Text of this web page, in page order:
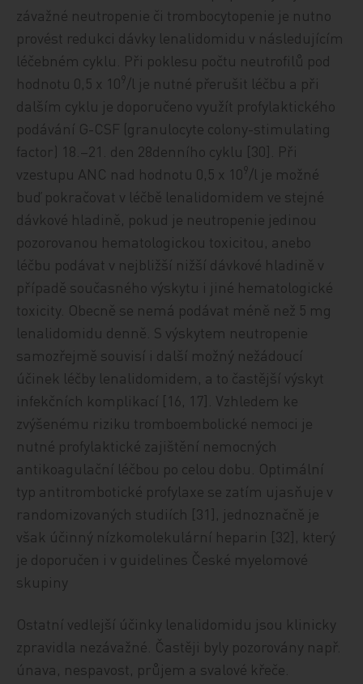
závažné neutropenie či trombocytopenie je nutno
provést redukci dávky lenalidomidu v následujícím
léčebném cyklu. Při poklesu počtu neutrofilů pod
hodnotu 0,5 x 109/l je nutné přerušit léčbu a při
dalším cyklu je doporučeno využít profylaktického
podávání G-CSF (granulocyte colony-stimulating
factor) 18.–21. den 28denního cyklu [30]. Při
vzestupu ANC nad hodnotu 0,5 x 109/l je možné
buď pokračovat v léčbě lenalidomidem ve stejné
dávkové hladině, pokud je neutropenie jedinou
pozorovanou hematologickou toxicitou, anebo
léčbu podávat v nejbližší nižší dávkové hladině v
případě současného výskytu i jiné hematologické
toxicity. Obecně se nemá podávat méně než 5 mg
lenalidomidu denně. S výskytem neutropenie
samozřejmě souvisí i další možný nežádoucí
účinek léčby lenalidomidem, a to častější výskyt
infekčních komplikací [16, 17]. Vzhledem ke
zvýšenému riziku tromboembolické nemoci je
nutné profylaktické zajištění nemocných
antikoagulační léčbou po celou dobu. Optimální
typ antitrombotické profylaxe se zatím ujasňuje v
randomizovaných studiích [31], jednoznačně je
však účinný nízkomolekulární heparin [32], který
je doporučen i v guidelines České myelomové
skupiny
Ostatní vedlejší účinky lenalidomidu jsou klinicky
zpravidla nezávažné. Častěji byly pozorovány např.
únava, nespavost, průjem a svalové křeče.